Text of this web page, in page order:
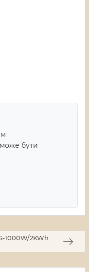
може бути
1000W/2KWh